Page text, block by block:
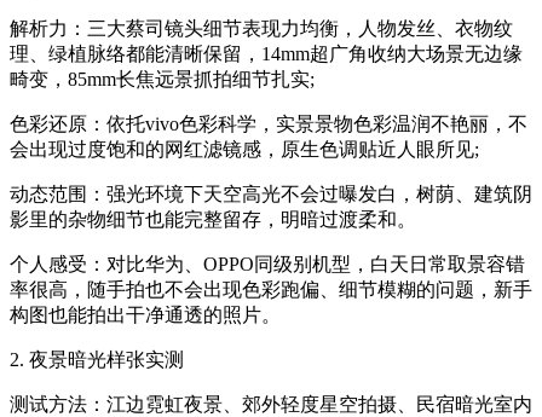
解析力：三大蔡司镜头细节表现力均衡，人物发丝、衣物纹
理、绿植脉络都能清晰保留，14mm超广角收纳大场景无边缘
畸变，85mm长焦远景抓拍细节扎实;
色彩还原：依托vivo色彩科学，实景景物色彩温润不艳丽，不
会出现过度饱和的网红滤镜感，原生色调贴近人眼所见;
动态范围：强光环境下天空高光不会过曝发白，树荫、建筑阴
影里的杂物细节也能完整留存，明暗过渡柔和。
个人感受：对比华为、OPPO同级别机型，白天日常取景容错
率很高，随手拍也不会出现色彩跑偏、细节模糊的问题，新手
构图也能拍出干净通透的照片。
2. 夜景暗光样张实测
测试方法：江边霓虹夜景、郊外轻度星空拍摄、民宿暗光室内